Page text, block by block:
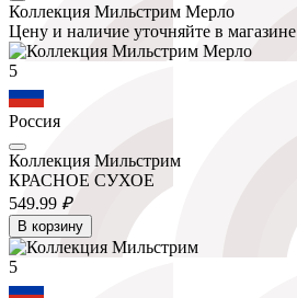
Коллекция Мильстрим Мерло
Цену и наличие уточняйте в магазине
5
Россия
Коллекция Мильстрим
КРАСНОЕ СУХОЕ
549.99 ₽
В корзину
5